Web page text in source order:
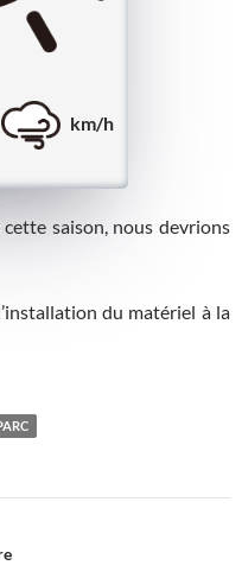
km/h
saison, nous devrions
du matériel à la